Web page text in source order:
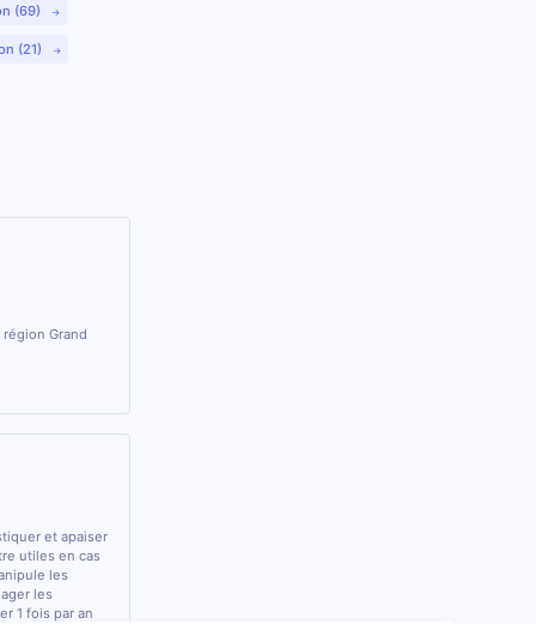
(69)
(21)
Grand
et apaiser
utiles en cas
les
les
1 fois par an